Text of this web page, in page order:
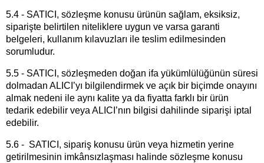
5.4 - SATICI, sözleşme konusu ürünün sağlam, eksiksiz,
siparişte belirtilen niteliklere uygun ve varsa garanti
belgeleri, kullanım kılavuzları ile teslim edilmesinden
sorumludur.
5.5 - SATICI, sözleşmeden doğan ifa yükümlülüğünün süresi
dolmadan ALICI’yı bilgilendirmek ve açık bir biçimde onayını
almak nedeni ile aynı kalite ya da fiyatta farklı bir ürün
tedarik edebilir veya ALICI’nın bilgisi dahilinde siparişi iptal
edebilir.
5.6 - SATICI, sipariş konusu ürün veya hizmetin yerine
getirilmesinin imkânsızlaşması halinde sözleşme konusu